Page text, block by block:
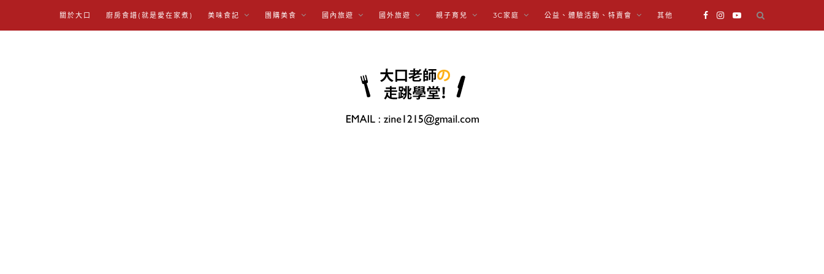
關於大口 廚房食譜(就是愛在家煮) 美味食記 團購美食 國內旅遊 國外旅遊 親子育兒 3C家庭 公益、體驗活動、特賣會 其他